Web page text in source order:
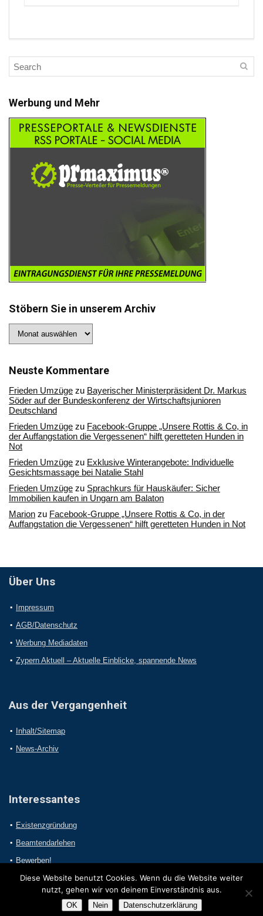
Werbung und Mehr
Stöbern Sie in unserem Archiv
Sie
Archiv
Neuste Kommentare
Frieden Umzüge zu Bayerischer Ministerpräsident Dr. Markus
Söder auf der Bundeskonferenz der Wirtschaftsjunioren
Deutschland
Frieden Umzüge zu Facebook-Gruppe „Unsere Rottis & Co, in
der Auffangstation die Vergessenen“ hilft geretteten Hunden in
Not
Frieden Umzüge zu Exklusive Winterangebote: Individuelle
Gesichtsmassage bei Natalie Stahl
Frieden Umzüge zu Sprachkurs für Hauskäufer: Sicher
Immobilien kaufen in Ungarn am Balaton
Marion zu Facebook-Gruppe „Unsere Rottis & Co, in der
Auffangstation die Vergessenen“ hilft geretteten Hunden in Not
Über Uns
Impressum
AGB/Datenschutz
Werbung Mediadaten
Zypern Aktuell – Aktuelle Einblicke, spannende News
Aus der Vergangenheit
Inhalt/Sitemap
News-Archiv
Interessantes
Existenzgründung
Beamtendarlehen
Bewerben!
2017 Online-Presseportal.com. Alle Rechte vorbehalten.
Diese Website benutzt Cookies. Wenn du die Website weiter
nutzt, gehen wir von deinem Einverständnis aus.
OK Nein Datenschutzerklärung